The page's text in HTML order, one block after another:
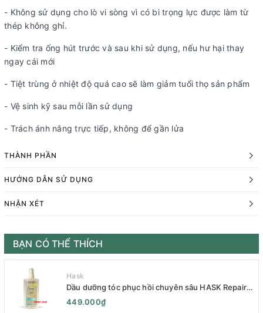
- Không sử dụng cho lò vi sòng vì có bi trọng lực được làm từ
thép không ghỉ.
- Kiểm tra ống hút trước và sau khi sử dụng, nếu hư hại thay
ngay cái mới
- Tiệt trùng ở nhiệt độ quá cao sẽ làm giảm tuổi thọ sản phẩm
- Vệ sinh kỹ sau mỗi lần sử dụng
- Trách ánh nắng trực tiếp, không để gần lửa
THÀNH PHẦN
HƯỚNG DẪN SỬ DỤNG
NHẬN XÉT
BẠN CÓ THỂ THÍCH
Hask
Dầu dưỡng tóc phục hồi chuyên sâu HASK Repair
Series 120mL- HASK Repair Series Intensive Repair
449.000₫